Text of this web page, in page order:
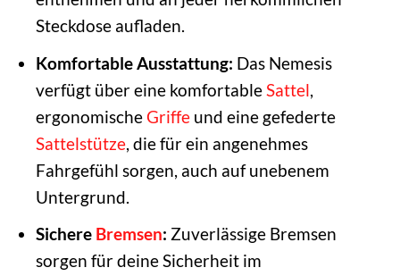
Steckdose aufladen.
Komfortable Ausstattung: Das Nemesis
verfügt über eine komfortable Sattel
ergonomischeGriffeund eine gefederte
Sattelstütze, die für ein angenehmes
Fahrgefühl sorgen, auch auf unebenem
Untergrund.
Sichere Bremsen: Zuverlässige Bremsen
sorgen für deine Sicherheit im